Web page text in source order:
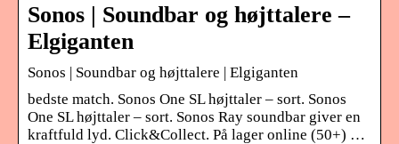
Sonos | Soundbar og højttalere –
Elgiganten
Sonos | Soundbar og højttalere | Elgiganten
bedste match. Sonos One SL højttaler – sort. Sonos
One SL højttaler – sort. Sonos Ray soundbar giver en
kraftfuld lyd. Click&Collect. På lager online (50+) …